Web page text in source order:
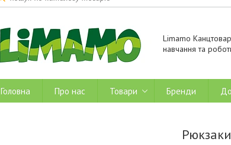
Limamo
навчання та
Головна Про нас Товари Бренди